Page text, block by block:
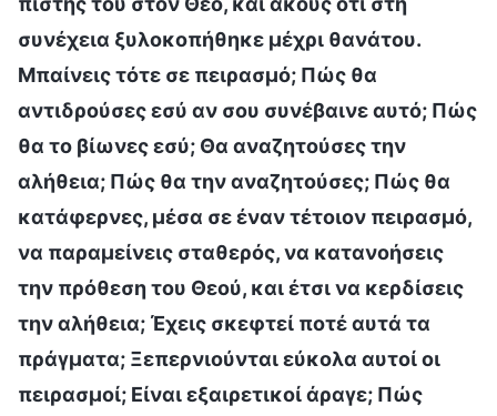
συνέχεια ξυλοκοπήθηκε μέχρι θανάτου.
Μπαίνεις τότε σε πειρασμό; Πώς θα
αντιδρούσες εσύ αν σου συνέβαινε αυτό; Πώς
θα το βίωνες εσύ; Θα αναζητούσες την
αλήθεια; Πώς θα την αναζητούσες; Πώς θα
κατάφερνες, μέσα σε έναν τέτοιον πειρασμό,
να παραμείνεις σταθερός, να κατανοήσεις
την πρόθεση του Θεού, και έτσι να κερδίσεις
την αλήθεια; Έχεις σκεφτεί ποτέ αυτά τα
πράγματα; Ξεπερνιούνται εύκολα αυτοί οι
πειρασμοί; Είναι εξαιρετικοί άραγε; Πώς